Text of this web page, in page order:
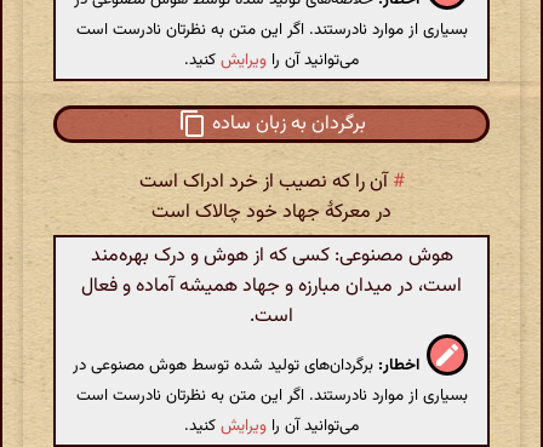
بسیاری از موارد نادرستند. اگر این متن به نظرتان نادرست است
می‌توانید آن را ویرایشکنید.
برگردان به زبان ساده
#آن را که نصیب از خرد ادراک است
در معرکهٔ جهاد خود چالاک است
هوش مصنوعی: کسی که از هوش و درک بهره‌مند
است، در میدان مبارزه و جهاد همیشه آماده و فعال
است.
اخطار: برگردان‌های تولید شده توسط هوش مصنوعی در
بسیاری از موارد نادرستند. اگر این متن به نظرتان نادرست است
می‌توانید آن را ویرایشکنید.